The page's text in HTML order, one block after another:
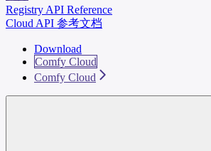
Registry API Reference
Cloud API 参考文档
Download
Comfy Cloud
Comfy Cloud